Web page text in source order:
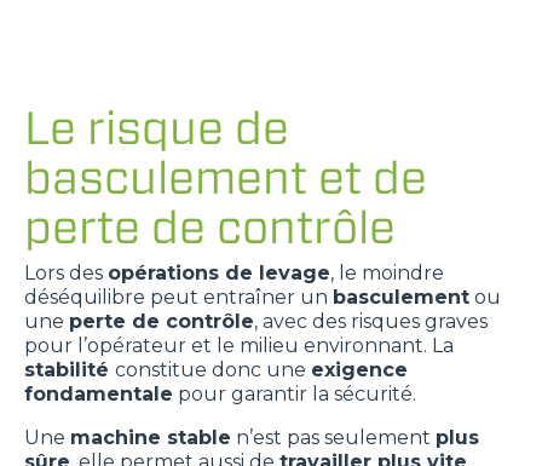
Le risque de
basculement et de
perte de contrôle
Lors des opérations de levage, le moindre
déséquilibre peut entraîner un basculement ou
une perte de contrôle, avec des risques graves
pour l’opérateur et le milieu environnant. La
stabilité constitue donc une exigence
fondamentale pour garantir la sécurité.
Une machine stable n’est pas seulement plus